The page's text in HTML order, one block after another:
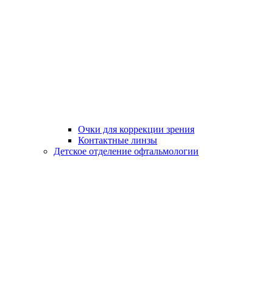
Очки для коррекции зрения
Контактные линзы
Детское отделение офтальмологии